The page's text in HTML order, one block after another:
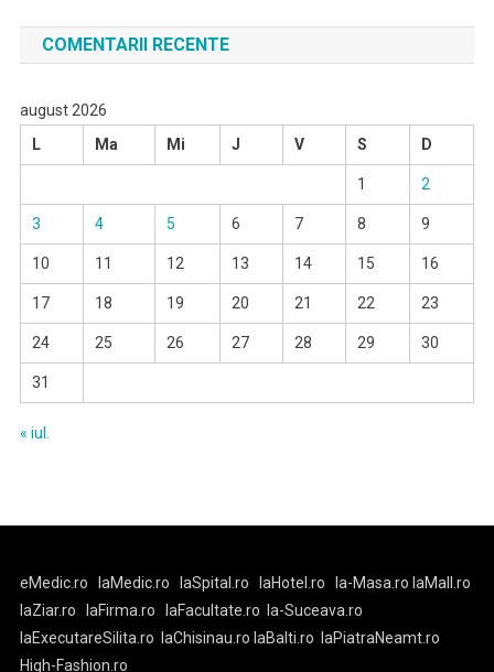
COMENTARII RECENTE
august 2026
L
Ma Mi J V S D
1 2
3 4 5 6 7 8 9
10 11 12 13 14 15 16
17 18 19 20 21 22 23
24 25 26 27 28 29 30
31
« iul.
eMedic.ro laMedic.ro laSpital.ro laHotel.ro la-Masa.ro laMall.ro
laZiar.ro
laFirma.ro laFacultate.ro la-Suceava.ro
laExecutareSilita.ro laChisinau.ro laBalti.ro laPiatraNeamt.ro
High-Fashion.ro